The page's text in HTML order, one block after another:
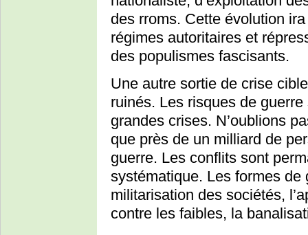
des rroms. Cette évolution
régimes autoritaires et
des populismes fascisants.
Une autre sortie de crise
ruinés. Les risques de
grandes crises. N’oublions
que près de un milliard de
guerre. Les conflits sont
systématique. Les formes
militarisation des sociétés,
contre les faibles, la